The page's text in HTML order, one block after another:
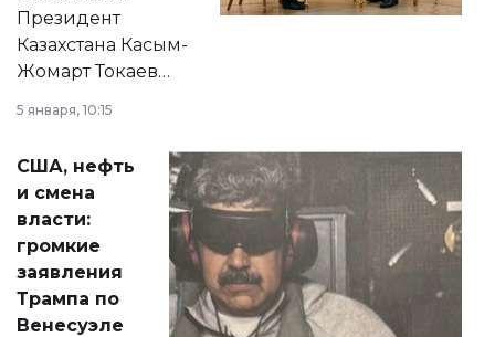
Президент
Казахстана Касым-
Жомарт Токаев
сразу несколько
актуальных тем —
от слухов о
политических
реформах до
вопросов армии,
экономики и
личного здоровья.
5 января, 10:15
США, нефть
и смена
власти:
громкие
заявления
Трампа по
Венесуэле